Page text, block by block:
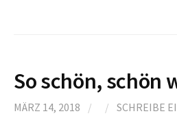
So schön, schön
MÄRZ 14, 2018 / / SCHREIBE